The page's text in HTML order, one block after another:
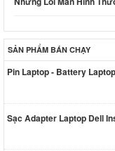
SẢN PHẨM BÁN CHẠY
Pin Laptop - Battery
Sạc Adapter Laptop Dell